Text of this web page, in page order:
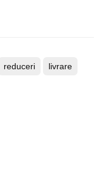
reduceri livrare